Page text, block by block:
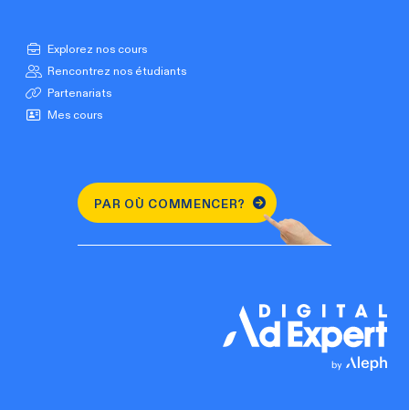
Explorez nos cours
Rencontrez nos étudiants
Partenariats
Mes cours
PAR OÙ COMMENCER?